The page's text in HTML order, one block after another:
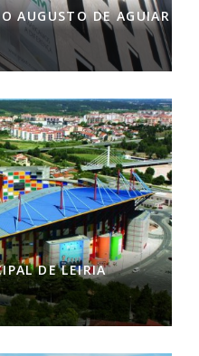
AUGUSTO DE AGUIAR
DE LEIRIA